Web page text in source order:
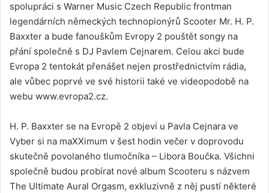
spolupráci s Warner Music Czech Republic frontman
legendárních německých technopionýrů Scooter Mr. H. P.
Baxxter a bude fanouškům Evropy 2 pouštět songy na
přání společně s DJ Pavlem Cejnarem. Celou akci bude
Evropa 2 tentokát přenášet nejen prostřednictvím rádia,
ale vůbec poprvé ve své historii také ve videopodobě na
webu www.evropa2.cz.
H. P. Baxxter se na Evropě 2 objeví u Pavla Cejnara ve
Vyber si na maXXimum v šest hodin večer v doprovodu
skutečně povolaného tlumočníka – Libora Boučka. Všichni
společně budou probírat nové album Scooteru s názvem
The Ultimate Aural Orgasm, exkluzivně z něj pustí některé